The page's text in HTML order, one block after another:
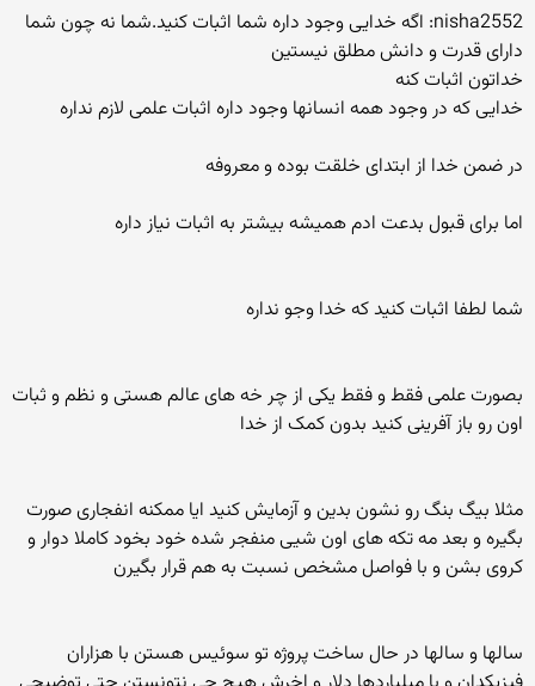
nisha2552: اگه خدایی وجود داره شما اثبات کنید.شما نه چون شما
دارای قدرت و دانش مطلق نیستین
خداتون اثبات کنه
خدایی که در وجود همه انسانها وجود داره اثبات علمی لازم نداره
در ضمن خدا از ابتدای خلقت بوده و معروفه
اما برای قبول بدعت ادم همیشه بیشتر به اثبات نیاز داره
شما لطفا اثبات کنید که خدا وجو نداره
بصورت علمی فقط و فقط یکی از چر خه های عالم هستی و نظم و ثبات
اون رو باز آفرینی کنید بدون کمک از خدا
مثلا بیگ بنگ رو نشون بدین و آزمایش کنید ایا ممکنه انفجاری صورت
بگیره و بعد مه تکه های اون شیی منفجر شده خود بخود کاملا دوار و
کروی بشن و با فواصل مشخص نسبت به هم قرار بگیرن
سالها و سالها در حال ساخت پروژه تو سوئیس هستن با هزاران